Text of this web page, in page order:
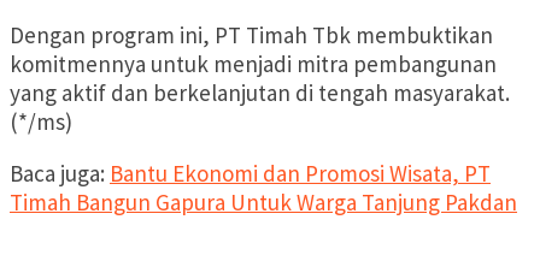
Dengan program ini, PT Timah Tbk membuktikan
komitmennya untuk menjadi mitra pembangunan
yang aktif dan berkelanjutan di tengah masyarakat.
(*/ms)
Baca juga: Bantu Ekonomi dan Promosi Wisata, PT
Timah Bangun Gapura Untuk Warga Tanjung Pakdan